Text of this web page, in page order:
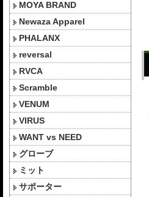
MOYA BRAND
Newaza Apparel
PHALANX
reversal
RVCA
Scramble
VENUM
VIRUS
WANT vs NEED
グローブ
ミット
サポーター